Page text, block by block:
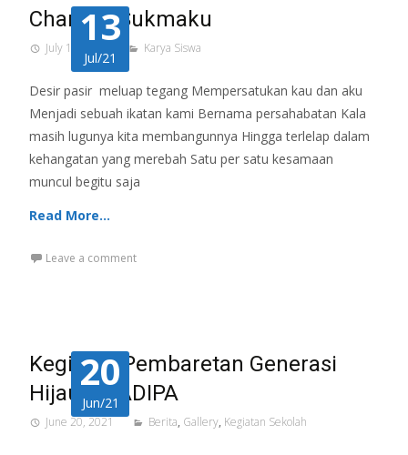
13
Jul/21
Chandra Sukmaku
July 13, 2021 Karya Siswa
Desir pasir meluap tegang Mempersatukan kau dan aku
Menjadi sebuah ikatan kami Bernama persahabatan Kala
masih lugunya kita membangunnya Hingga terlelap dalam
kehangatan yang merebah Satu per satu kesamaan
muncul begitu saja
Read More…
Leave a comment
20
Jun/21
Kegiatan Pembaretan Generasi
Hijau SMADIPA
June 20, 2021 Berita, Gallery, Kegiatan Sekolah